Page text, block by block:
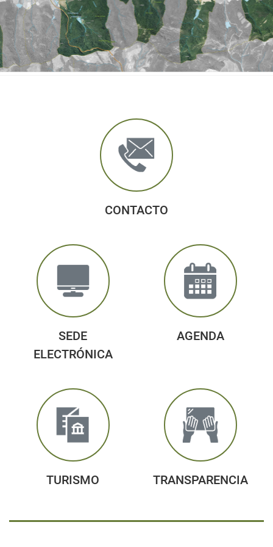
CONTACTO
SEDE
ELECTRÓNICA
AGENDA
TURISMO TRANSPARENCIA